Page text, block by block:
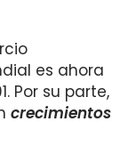
es ahora
Por su parte,
crecimientos